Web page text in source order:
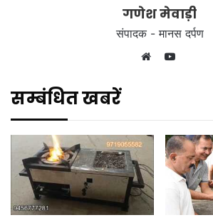
गणेश मेवाड़ी
संपादक - मानस दर्पण
YouTube
सम्बंधित खबरें